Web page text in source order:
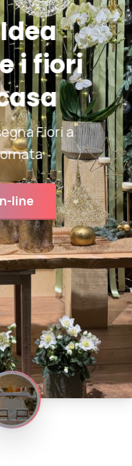
a
pagina
Matrimoni
sui